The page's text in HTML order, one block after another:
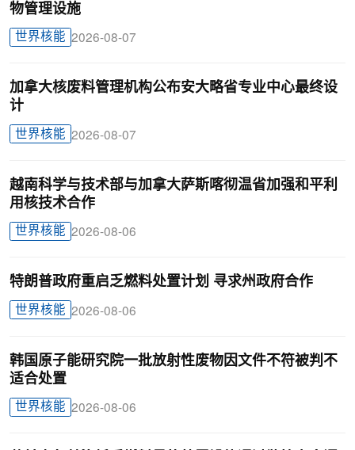
物管理设施
世界核能 2026-08-07
加拿大核废料管理机构公布安大略省专业中心最终设
计
世界核能 2026-08-07
越南科学与技术部与加拿大萨斯喀彻温省加强和平利
用核技术合作
世界核能 2026-08-06
特朗普政府重启乏燃料处置计划 寻求州政府合作
世界核能 2026-08-06
韩国原子能研究院一批放射性废物因文件不符被判不
适合处置
世界核能 2026-08-06